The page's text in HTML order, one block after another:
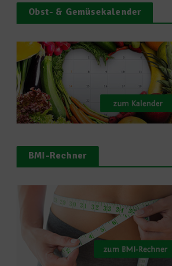
Obst- & Gemüsekalender
BMI-Rechner